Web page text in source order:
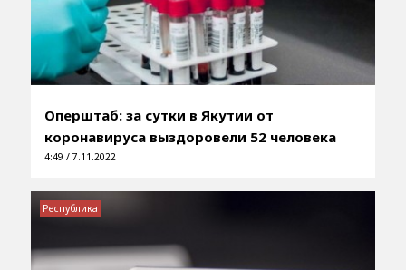
Оперштаб: за сутки в Якутии от
коронавируса выздоровели 52 человека
4:49 / 7.11.2022
Республика